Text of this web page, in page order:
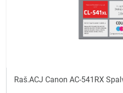
Raš.ACJ Canon AC-541RX